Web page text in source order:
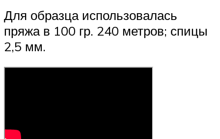
Для образца использовалась
пряжа в 100 гр. 240 метров; спицы
2,5 мм.